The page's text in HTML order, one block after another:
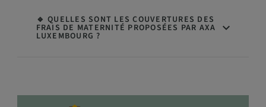
🔹 QUELLES SONT LES COUVERTURES DES
FRAIS DE MATERNITÉ PROPOSÉES PAR AXA
LUXEMBOURG ?